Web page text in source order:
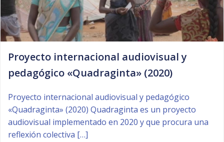
Proyecto internacional audiovisual y
pedagógico «Quadraginta» (2020)
Proyecto internacional audiovisual y pedagógico
«Quadraginta» (2020) Quadraginta es un proyecto
audiovisual implementado en 2020 y que procura una
reflexión colectiva […]